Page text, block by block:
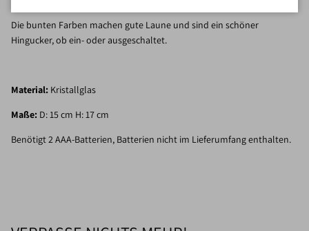
Die bunten Farben machen gute Laune und sind ein schöner
Hingucker, ob ein- oder ausgeschaltet.
Material: Kristallglas
Maße: D: 15 cm H: 17 cm
Benötigt 2 AAA-Batterien, Batterien nicht im Lieferumfang enthalten.